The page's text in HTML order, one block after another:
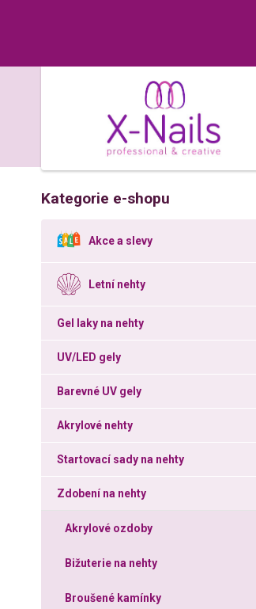
Kategorie e-shopu
Akce a slevy
Letní nehty
Gel laky na nehty
UV/LED gely
Barevné UV gely
Akrylové nehty
Startovací sady na nehty
Zdobení na nehty
Akrylové ozdoby
Bižuterie na nehty
Broušené kamínky